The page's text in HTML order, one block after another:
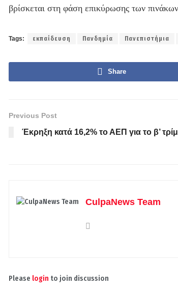
βρίσκεται στη φάση επικύρωσης των
Tags: εκπαίδευση Πανδημία Πανεπιστήμια
Share
Previous Post
Έκρηξη κατά 16,2% το ΑΕΠ για το β’
CulpaNews Team
Please login to join discussion